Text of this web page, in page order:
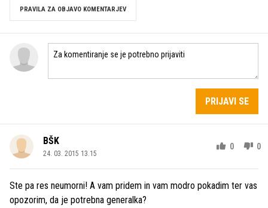
PRAVILA ZA OBJAVO KOMENTARJEV
PRIJAVI SE
BŠK
24. 03. 2015 13.15
0 0
Ste pa res neumorni! A vam pridem in vam modro pokadim ter vas
opozorim, da je potrebna generalka?